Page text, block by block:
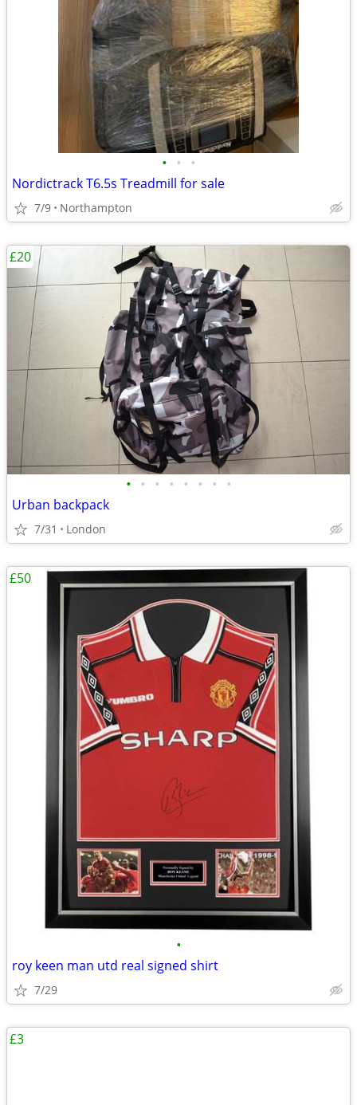
• • •
Nordictrack T6.5s Treadmill for sale
7/9 Northampton
• • • • • • • •
Urban backpack
7/31 London
£20
•
roy keen man utd real signed shirt
7/29
£50
£3